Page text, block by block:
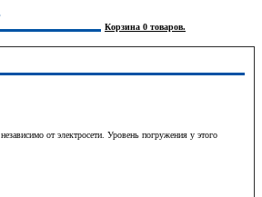
Корзина 0 товаров.
от электросети. Уровень погружения у этого